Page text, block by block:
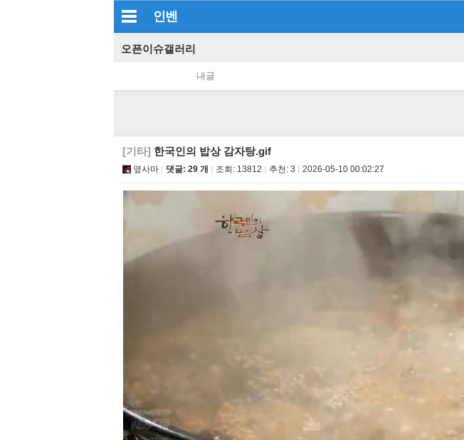
인벤
오픈이슈갤러리
내글
[기타] 한국인의 밥상 감자탕.gif
옆사마 댓글: 29 개 조회: 13812 추천: 3 2026-05-10 00:02:27